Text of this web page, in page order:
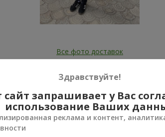
Все фото доставок
Здравствуйте!
сайт запрашивает у Вас
использование Ваших
реклама и контент,